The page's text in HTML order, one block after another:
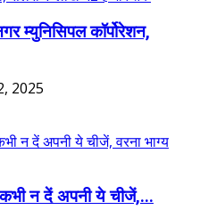
म्युनिसिपल कॉर्पोरेशन,
2025
कभी न दें अपनी ये चीजें,...